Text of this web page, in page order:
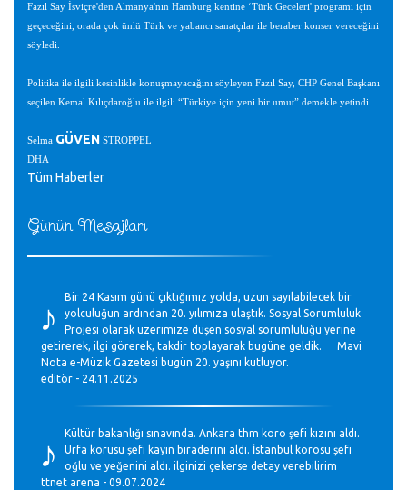
Günün Mesajları
♪
Bir 24 Kasım günü çıktığımız yolda, uzun sayılabilecek bir
yolculuğun ardından 20. yılımıza ulaştık. Sosyal Sorumluluk
Projesi olarak üzerimize düşen sosyal sorumluluğu yerine
getirerek, ilgi görerek, takdir toplayarak bugüne geldik. Mavi
Nota e-Müzik Gazetesi bugün 20. yaşını kutluyor.
editör - 24.11.2025
♪
Kültür bakanlığı sınavında. Ankara thm koro şefi kızını aldı.
Urfa korusu şefi kayın biraderini aldı. İstanbul korosu şefi
oğlu ve yeğenini aldı. ilginizi çekerse detay verebilirim
ttnet arena - 09.07.2024
Fazıl Say İsviçre'den Almanya'nın Hamburg kentine ‘Türk Geceleri' programı için
geçeceğini, orada çok ünlü Türk ve yabancı sanatçılar ile beraber konser vereceğini
söyledi.
Politika ile ilgili kesinlikle konuşmayacağını söyleyen Fazıl Say, CHP Genel Başkanı
seçilen Kemal Kılıçdaroğlu ile ilgili “Türkiye için yeni bir umut” demekle yetindi.
Selma GÜVEN STROPPEL
DHA
Tüm Haberler